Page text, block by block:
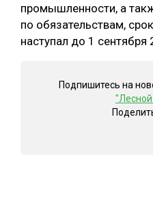
промышленности, а
по обязательствам,
наступал до 1 сентября
Подпишитесь на